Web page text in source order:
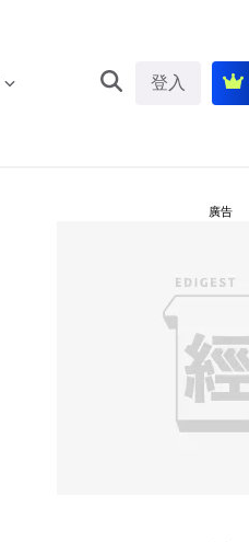
登入
廣告